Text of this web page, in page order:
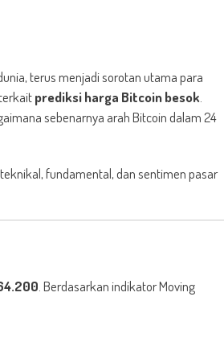
terus menjadi sorotan utama para
prediksi harga Bitcoin besok.
sebenarnya arah Bitcoin dalam 24
fundamental, dan sentimen pasar
. Berdasarkan indikator Moving